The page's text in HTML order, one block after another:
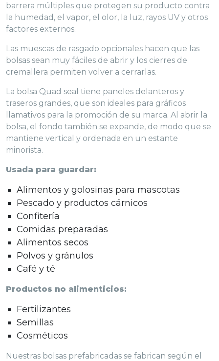
barrera múltiples que protegen su producto contra
la humedad, el vapor, el olor, la luz, rayos UV y otros
factores externos.
Las muescas de rasgado opcionales hacen que las
bolsas sean muy fáciles de abrir y los cierres de
cremallera permiten volver a cerrarlas.
La bolsa Quad seal tiene paneles delanteros y
traseros grandes, que son ideales para gráficos
llamativos para la promoción de su marca. Al abrir la
bolsa, el fondo también se expande, de modo que se
mantiene vertical y ordenada en un estante
minorista.
Usada para guardar:
Alimentos y golosinas para mascotas
Pescado y productos cárnicos
Confitería
Comidas preparadas
Alimentos secos
Polvos y gránulos
Café y té
Productos no alimenticios:
Fertilizantes
Semillas
Cosméticos
Nuestras bolsas prefabricadas se fabrican según el